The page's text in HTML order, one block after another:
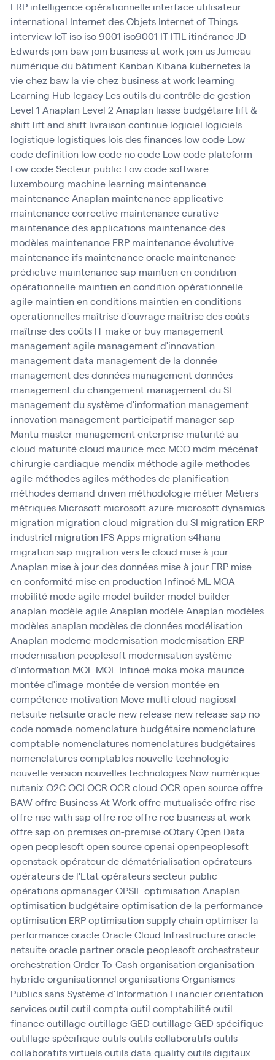
ERP intelligence opérationnelle interface utilisateur
international Internet des Objets Internet of Things
interview IoT iso iso 9001 iso9001 IT ITIL itinérance JD
Edwards join baw join business at work join us Jumeau
numérique du bâtiment Kanban Kibana kubernetes la
vie chez baw la vie chez business at work learning
Learning Hub legacy Les outils du contrôle de gestion
Level 1 Anaplan Level 2 Anaplan liasse budgétaire lift &
shift lift and shift livraison continue logiciel logiciels
logistique logistiques lois des finances low code Low
code definition low code no code Low code plateform
Low code Secteur public Low code software
luxembourg machine learning maintenance
maintenance Anaplan maintenance applicative
maintenance corrective maintenance curative
maintenance des applications maintenance des
modèles maintenance ERP maintenance évolutive
maintenance ifs maintenance oracle maintenance
prédictive maintenance sap maintien en condition
opérationnelle maintien en condition opérationnelle
agile maintien en conditions maintien en conditions
operationnelles maîtrise d'ouvrage maîtrise des coûts
maîtrise des coûts IT make or buy management
management agile management d'innovation
management data management de la donnée
management des données management données
management du changement management du SI
management du système d'information management
innovation management participatif manager sap
Mantu master management enterprise maturité au
cloud maturité cloud maurice mcc MCO mdm mécénat
chirurgie cardiaque mendix méthode agile methodes
agile méthodes agiles méthodes de planification
méthodes demand driven méthodologie métier Métiers
métriques Microsoft microsoft azure microsoft dynamics
migration migration cloud migration du SI migration ERP
industriel migration IFS Apps migration s4hana
migration sap migration vers le cloud mise à jour
Anaplan mise à jour des données mise à jour ERP mise
en conformité mise en production Infinoé ML MOA
mobilité mode agile model builder model builder
anaplan modèle agile Anaplan modèle Anaplan modèles
modèles anaplan modèles de données modélisation
Anaplan moderne modernisation modernisation ERP
modernisation peoplesoft modernisation système
d'information MOE MOE Infinoé moka moka maurice
montée d'image montée de version montée en
compétence motivation Move multi cloud nagiosxl
netsuite netsuite oracle new release new release sap no
code nomade nomenclature budgétaire nomenclature
comptable nomenclatures nomenclatures budgétaires
nomenclatures comptables nouvelle technologie
nouvelle version nouvelles technologies Now numérique
nutanix O2COCI OCR OCR cloud OCR open sourceoffre
BAWoffre Business At Work offre mutualiséeoffre rise
offre rise with sap offre roc offre roc business at work
offre sap on premiseson-premiseoOtaryOpen Data
open peoplesoftopen sourceopenai openpeoplesoft
openstack opérateur de dématérialisation opérateurs
opérateurs de l'Etatopérateurs secteur public
opérationsopmanagerOPSIFoptimisation Anaplan
optimisation budgétaireoptimisation de la performance
optimisation ERPoptimisation supply chain optimiser la
performanceoracleOracle Cloud Infrastructureoracle
netsuiteoracle partneroracle peoplesoftorchestrateur
orchestration Order-To-Cashorganisation organisation
hybrideorganisationnel organisationsOrganismes
Publics sans Système d’Information Financierorientation
servicesoutil outil compta outil comptabilitéoutil
financeoutillageoutillage GED outillage GED spécifique
outillage spécifiqueoutilsoutils collaboratifsoutils
collaboratifs virtuelsoutils data qualityoutils digitaux